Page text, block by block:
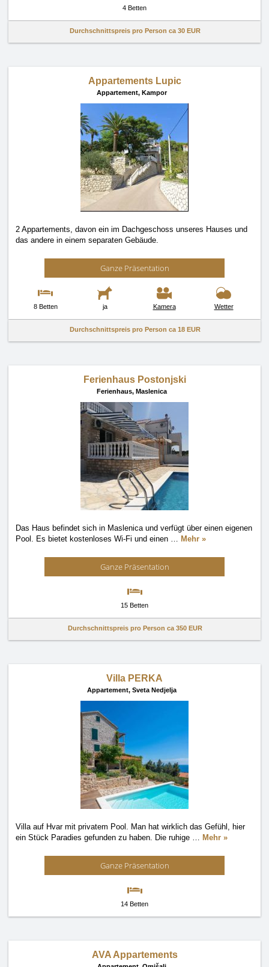
4 Betten
Durchschnittspreis pro Person ca 30 EUR
Appartements Lupic
Appartement, Kampor
2 Appartements, davon ein im Dachgeschoss unseres Hauses und
das andere in einem separaten Gebäude.
Ganze Präsentation
8 Betten ja Kamera Wetter
Durchschnittspreis pro Person ca 18 EUR
Ferienhaus Postonjski
Ferienhaus, Maslenica
Das Haus befindet sich in Maslenica und verfügt über einen eigenen
Pool. Es bietet kostenloses Wi-Fi und einen … Mehr »
Ganze Präsentation
15 Betten
Durchschnittspreis pro Person ca 350 EUR
Villa PERKA
Appartement, Sveta Nedjelja
Villa auf Hvar mit privatem Pool. Man hat wirklich das Gefühl, hier
ein Stück Paradies gefunden zu haben. Die ruhige … Mehr »
Ganze Präsentation
14 Betten
AVA Appartements